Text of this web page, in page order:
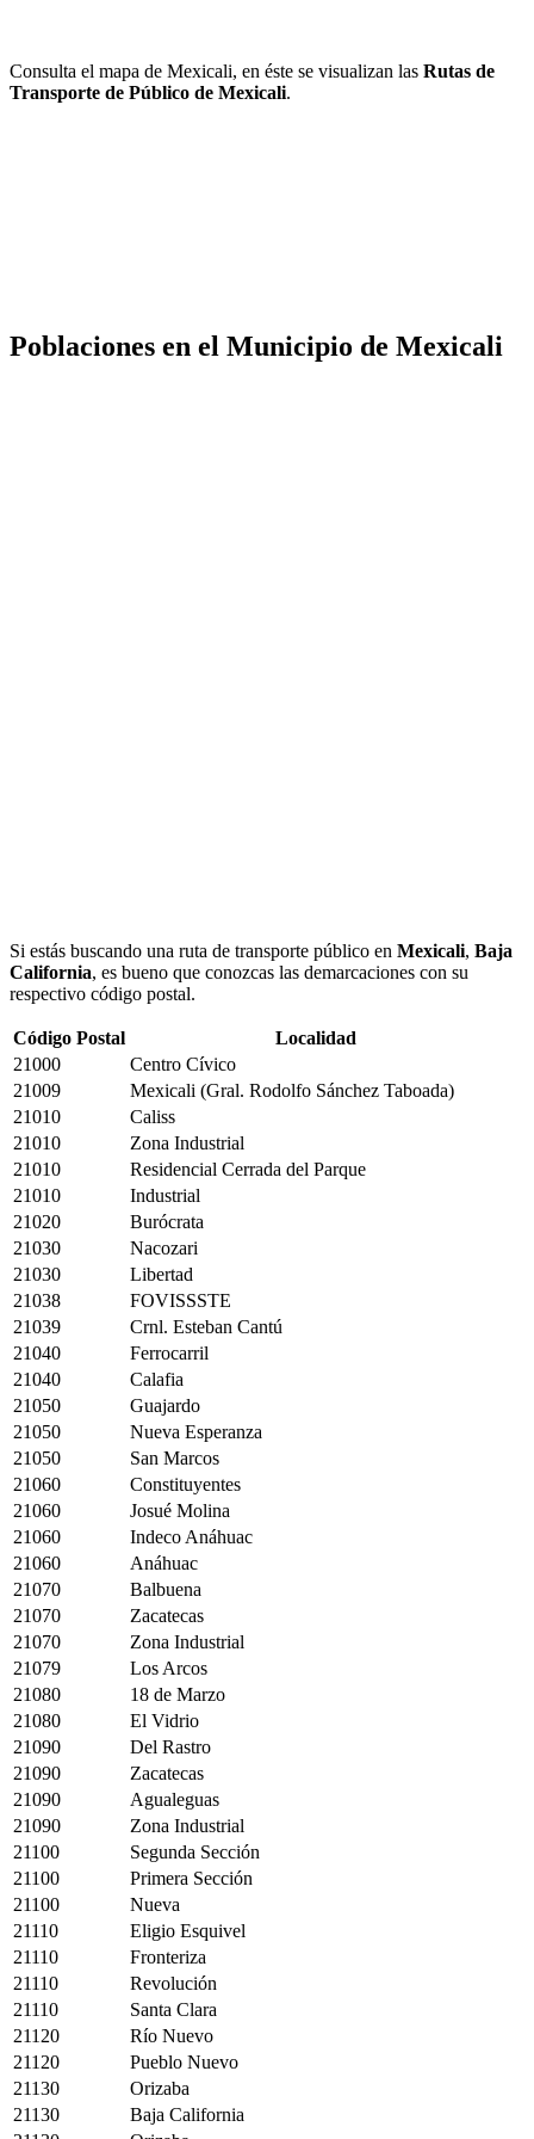
Consulta el mapa de Mexicali, en éste se visualizan las Rutas de
Transporte de Público de Mexicali.
Poblaciones en el Municipio de Mexicali
Si estás buscando una ruta de transporte público en Mexicali, Baja
California, es bueno que conozcas las demarcaciones con su
respectivo código postal.
Código Postal
Localidad
21000
Centro Cívico
21009
Mexicali (Gral. Rodolfo Sánchez Taboada)
21010
Caliss
21010
Zona Industrial
21010
Residencial Cerrada del Parque
21010
Industrial
21020
Burócrata
21030
Nacozari
21030
Libertad
21038
FOVISSSTE
21039
Crnl. Esteban Cantú
21040
Ferrocarril
21040
Calafia
21050
Guajardo
21050
Nueva Esperanza
21050
San Marcos
21060
Constituyentes
21060
Josué Molina
21060
Indeco Anáhuac
21060
Anáhuac
21070
Balbuena
21070
Zacatecas
21070
Zona Industrial
21079
Los Arcos
21080
18 de Marzo
21080
El Vidrio
21090
Del Rastro
21090
Zacatecas
21090
Agualeguas
21090
Zona Industrial
21100
Segunda Sección
21100
Primera Sección
21100
Nueva
21110
Eligio Esquivel
21110
Fronteriza
21110
Revolución
21110
Santa Clara
21120
Río Nuevo
21120
Pueblo Nuevo
21130
Orizaba
21130
Baja California